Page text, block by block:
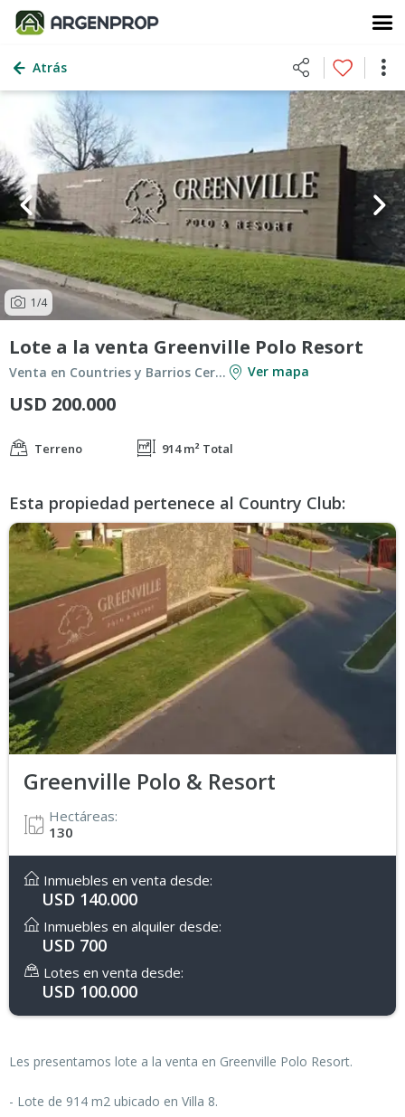
Atrás
1/4
Lote a la venta Greenville Polo Resort
Venta en Countries y Barrios Cerrados en Berazategui Ver mapa
USD 200.000
Terreno 914 m² Total
Esta propiedad pertenece al Country Club:
Greenville Polo & Resort
Hectáreas:
130
Inmuebles en venta desde:
USD 140.000
Inmuebles en alquiler desde:
USD 700
Lotes en venta desde:
USD 100.000
Les presentamos lote a la venta en Greenville Polo Resort.
- Lote de 914 m2 ubicado en Villa 8.